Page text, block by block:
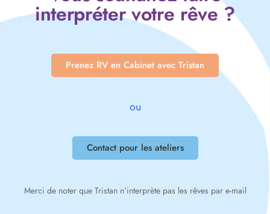
interpréter votre rêve ?
Prenez RV en Cabinet avec Tristan
ou
Contact pour les ateliers
Merci de noter que Tristan n’interprète pas les rêves par e-mail